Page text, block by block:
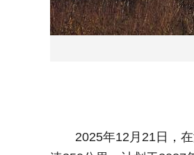
2025年12月21日，在